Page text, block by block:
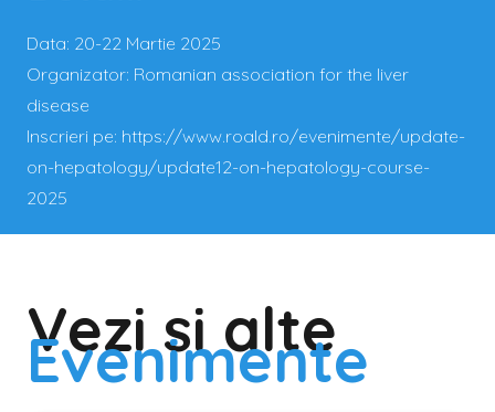
Data: 20-22 Martie 2025
Organizator: Romanian association for the liver
disease
Inscrieri pe: https://www.roald.ro/evenimente/update-
on-hepatology/update12-on-hepatology-course-
2025
Vezi si alte
Evenimente